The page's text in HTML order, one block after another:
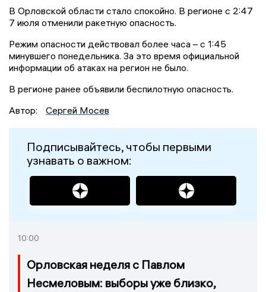
В Орловской области стало спокойно. В регионе с 2:47
7 июля отменили ракетную опасность.
Режим опасности действовал более часа – с 1:45
минувшего понедельника. За это время официальной
информации об атаках на регион не было.
В регионе ранее объявили беспилотную опасность.
Автор:
Сергей Мосев
Подписывайтесь, чтобы первыми
узнавать о важном:
10:00
Орловская неделя с Павлом
Несмеловым: выборы уже близко,